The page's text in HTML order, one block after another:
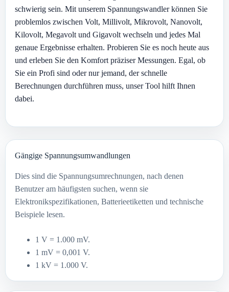
schwierig sein. Mit unserem Spannungswandler können Sie
problemlos zwischen Volt, Millivolt, Mikrovolt, Nanovolt,
Kilovolt, Megavolt und Gigavolt wechseln und jedes Mal
genaue Ergebnisse erhalten. Probieren Sie es noch heute aus
und erleben Sie den Komfort präziser Messungen. Egal, ob
Sie ein Profi sind oder nur jemand, der schnelle
Berechnungen durchführen muss, unser Tool hilft Ihnen
dabei.
Gängige Spannungsumwandlungen
Dies sind die Spannungsumrechnungen, nach denen
Benutzer am häufigsten suchen, wenn sie
Elektronikspezifikationen, Batterieetiketten und technische
Beispiele lesen.
1 V = 1.000 mV.
1 mV = 0,001 V.
1 kV = 1.000 V.